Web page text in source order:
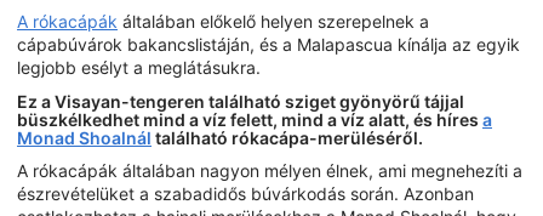
A rókacápák általában előkelő helyen szerepelnek a
cápabúvárok bakancslistáján, és a Malapascua kínálja az egyik
legjobb esélyt a meglátásukra.
Ez a Visayan-tengeren található sziget gyönyörű tájjal
büszkélkedhet mind a víz felett, mind a víz alatt, és híres a
Monad Shoalnál található rókacápa-merüléséről.
A rókacápák általában nagyon mélyen élnek, ami megnehezíti a
észrevételüket a szabadidős búvárkodás során. Azonban